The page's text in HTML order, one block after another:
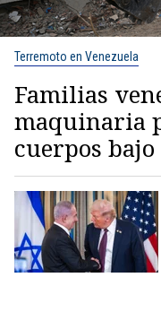
Terremoto en Venezuela
Familias
maquinaria
cuerpos